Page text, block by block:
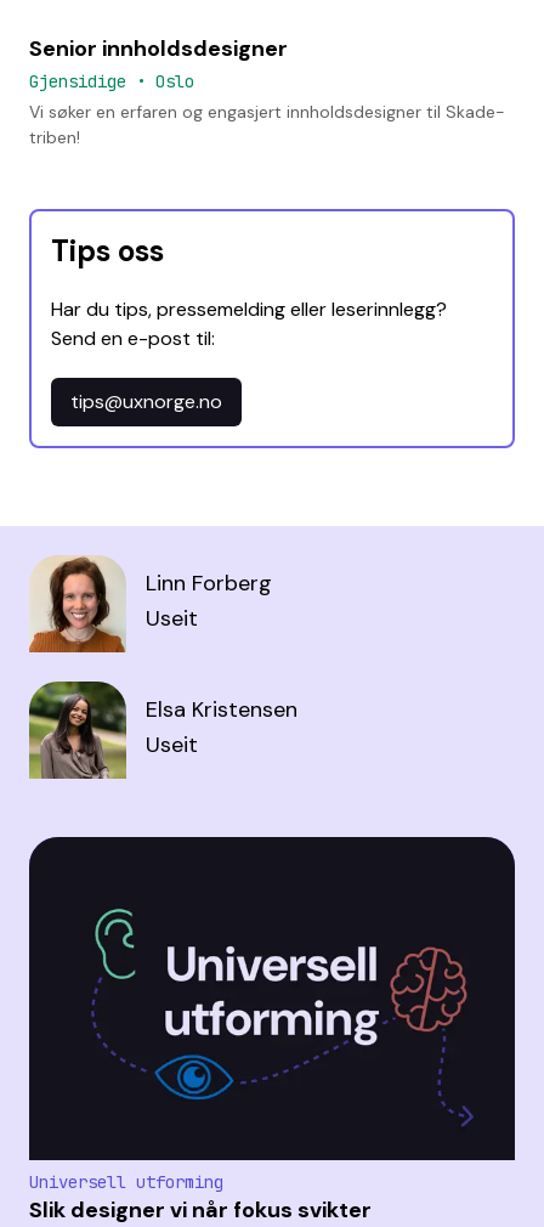
Senior innholdsdesigner
Gjensidige • Oslo
Vi søker en erfaren og engasjert innholdsdesigner til Skade-
triben!
Tips oss
Har du tips, pressemelding eller leserinnlegg?
Send en e-post til:
tips@uxnorge.no
Linn Forberg
Useit
Elsa Kristensen
Useit
Universell utforming
Slik designer vi når fokus svikter